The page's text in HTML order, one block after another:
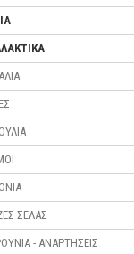
ΣΕΛΑΣ
- ΑΝΑΡΤΗΣΕΙΣ